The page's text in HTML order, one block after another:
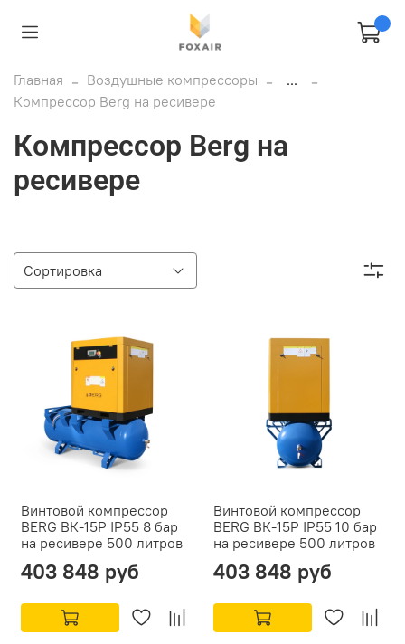
Главная Воздушные компрессоры
...
Компрессор Berg на ресивере
Компрессор Berg на
ресивере
Винтовой компрессор
BERG ВК-15Р IP55 8 бар
на ресивере 500 литров
403 848 руб
Винтовой компрессор
BERG ВК-15Р IP55 10 бар
на ресивере 500 литров
403 848 руб